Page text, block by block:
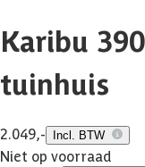
Karibu
tuinhuis
2.049,- Incl. BTW
Niet op voorraad